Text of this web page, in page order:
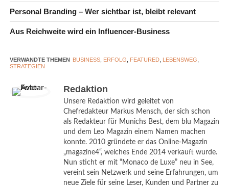
Danielle Herrnberger und die Liebe ihres Lebens. © Mike Gisl
Als ihr Partner die Diagnose Krebs erhielt, stand die Welt still.
Die Ärzte machten wenig Hoffnung, das Wort „unheilbar“ lag
schwer im Raum. Danielle Herrnberger musste mit ansehen, wie
der Mensch, den sie liebte, gegen eine Krankheit kämpfte, die
Personal Branding – Wer sichtbar ist, bleibt relevant
Aus Reichweite wird ein Influencer-Business
VERWANDTE THEMEN BUSINESS, ERFOLG FEATURED, LEBENSWEG
STRATEGIEN
Redaktion
Unsere Redaktion wird geleitet von
Chefredakteur Markus Mensch, der sich schon
als Redakteur für Munichs Best, dem blu Magazin
und dem Leo Magazin einem Namen machen
konnte. 2010 gründete er das Online-Magazin
„magazine4“, welches Ende 2014 verkauft wurde.
Nun sticht er mit “Monaco de Luxe” neu in See,
vereint sein Netzwerk und seine Erfahrungen, um
neue Ziele für seine Leser, Kunden und Partner zu